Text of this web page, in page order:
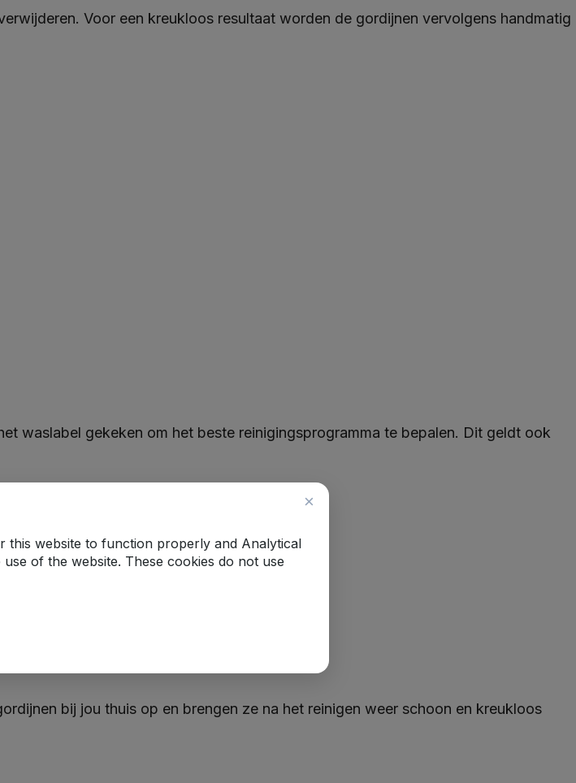
×
this website to function properly and Analytical
of the website. These cookies do not use
Voor een kreukloos resultaat worden de gordijnen vervolgens handmatig
waslabel gekeken om het beste reinigingsprogramma te bepalen. Dit geldt ook
bij jou thuis op en brengen ze na het reinigen weer schoon en kreukloos